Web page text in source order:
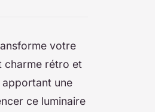
votre
charme rétro et
apportant une
ce luminaire